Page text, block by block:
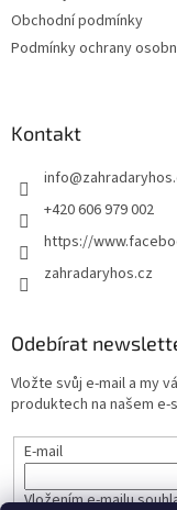
Obchodní podmínky
Podmínky ochrany
Kontakt
info@
+420 606 979 002
https://
zahradaryhos.cz
Odebírat
Vložte svůj e-mail a my
produktech na našem e-
E-mail
Vložením e-mailu